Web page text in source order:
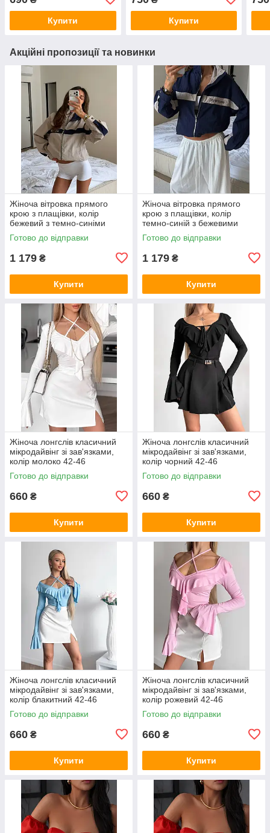
Купити Купити
Акційні пропозиції та новинки
Жіноча вітровка прямого
крою з плащівки, колір
бежевий з темно-синіми
вставками 42-46
Готово до відправки
1 179 ₴
Купити
Жіноча вітровка прямого
крою з плащівки, колір
темно-синій з бежевими
вставками 42-46
Готово до відправки
1 179 ₴
Купити
Жіноча лонгслів класичний
мікродайвінг зі зав'язками,
колір молоко 42-46
Готово до відправки
660 ₴
Купити
Жіноча лонгслів класичний
мікродайвінг зі зав'язками,
колір чорний 42-46
Готово до відправки
660 ₴
Купити
Жіноча лонгслів класичний
мікродайвінг зі зав'язками,
колір блакитний 42-46
Готово до відправки
660 ₴
Купити
Жіноча лонгслів класичний
мікродайвінг зі зав'язками,
колір рожевий 42-46
Готово до відправки
660 ₴
Купити